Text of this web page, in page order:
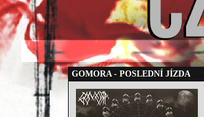
GOMORA - POSLEDNÍ JÍZDA